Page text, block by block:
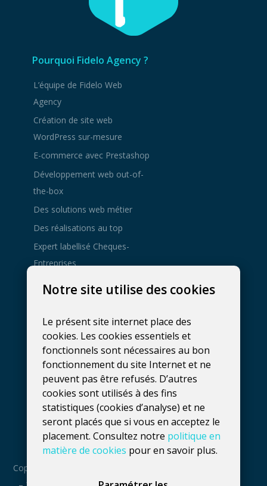
Pourquoi Fidelo Agency ?
L’équipe de Fidelo Web
Agency
Création de site web
WordPress sur-mesure
E-commerce avec Prestashop
Développement web out-of-
the-box
Des solutions web métier
Des réalisations au top
Expert labellisé Cheques-
Entreprises
Agence de
081 137 800
hello@fidelo.be
Rue Phocas Lejeune 25, bt 3
5032 Isnes,Belgique
Numéro de TVA :
BE0660739056
Copyright : 2016
Notre site utilise des cookies
Le présent site internet place des
cookies. Les cookies essentiels et
fonctionnels sont nécessaires au bon
fonctionnement du site Internet et ne
peuvent pas être refusés. D’autres
cookies sont utilisés à des fins
statistiques (cookies d’analyse) et ne
seront placés que si vous en acceptez le
placement. Consultez notre politique en
matière de cookies pour en savoir plus.